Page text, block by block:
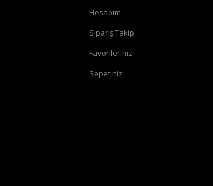
Hesabım
Sipariş Takip
Favorileriniz
Sepetiniz